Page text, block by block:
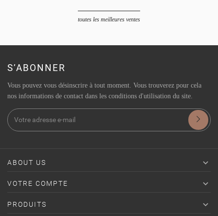
toutes les meilleures ventes
S’ABONNER
Vous pouvez vous désinscrire à tout moment. Vous trouverez pour cela
nos informations de contact dans les conditions d'utilisation du site.
ABOUT US 
VOTRE COMPTE 
PRODUITS 